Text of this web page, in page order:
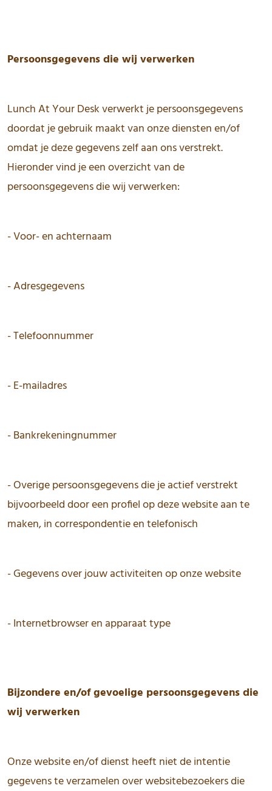
Persoonsgegevens die wij verwerken
Lunch At Your Desk verwerkt je persoonsgegevens
doordat je gebruik maakt van onze diensten en/of
omdat je deze gegevens zelf aan ons verstrekt.
Hieronder vind je een overzicht van de
persoonsgegevens die wij verwerken:
- Voor- en achternaam
- Adresgegevens
- Telefoonnummer
- E-mailadres
- Bankrekeningnummer
- Overige persoonsgegevens die je actief verstrekt
bijvoorbeeld door een profiel op deze website aan te
maken, in correspondentie en telefonisch
- Gegevens over jouw activiteiten op onze website
- Internetbrowser en apparaat type
Bijzondere en/of gevoelige persoonsgegevens die
wij verwerken
Onze website en/of dienst heeft niet de intentie
gegevens te verzamelen over websitebezoekers die